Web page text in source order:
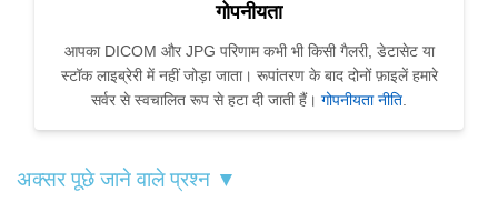
गोपनीयता
आपका DICOM और JPG परिणाम कभी भी किसी गैलरी, डेटासेट या
स्टॉक लाइब्रेरी में नहीं जोड़ा जाता। रूपांतरण के बाद दोनों फ़ाइलें हमारे
सर्वर से स्वचालित रूप से हटा दी जाती हैं। गोपनीयता नीति.
अक्सर पूछे जाने वाले प्रश्न ▼